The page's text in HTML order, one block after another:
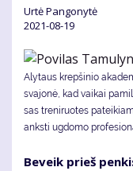
Ur­tė Pan­go­ny­tė
2021-08-19
Aly­taus krep­ši­nio
sva­jo­nė, kad vai­kai
sas tre­ni­ruo­tes
anks­ti ug­do­mo
Be­veik prieš